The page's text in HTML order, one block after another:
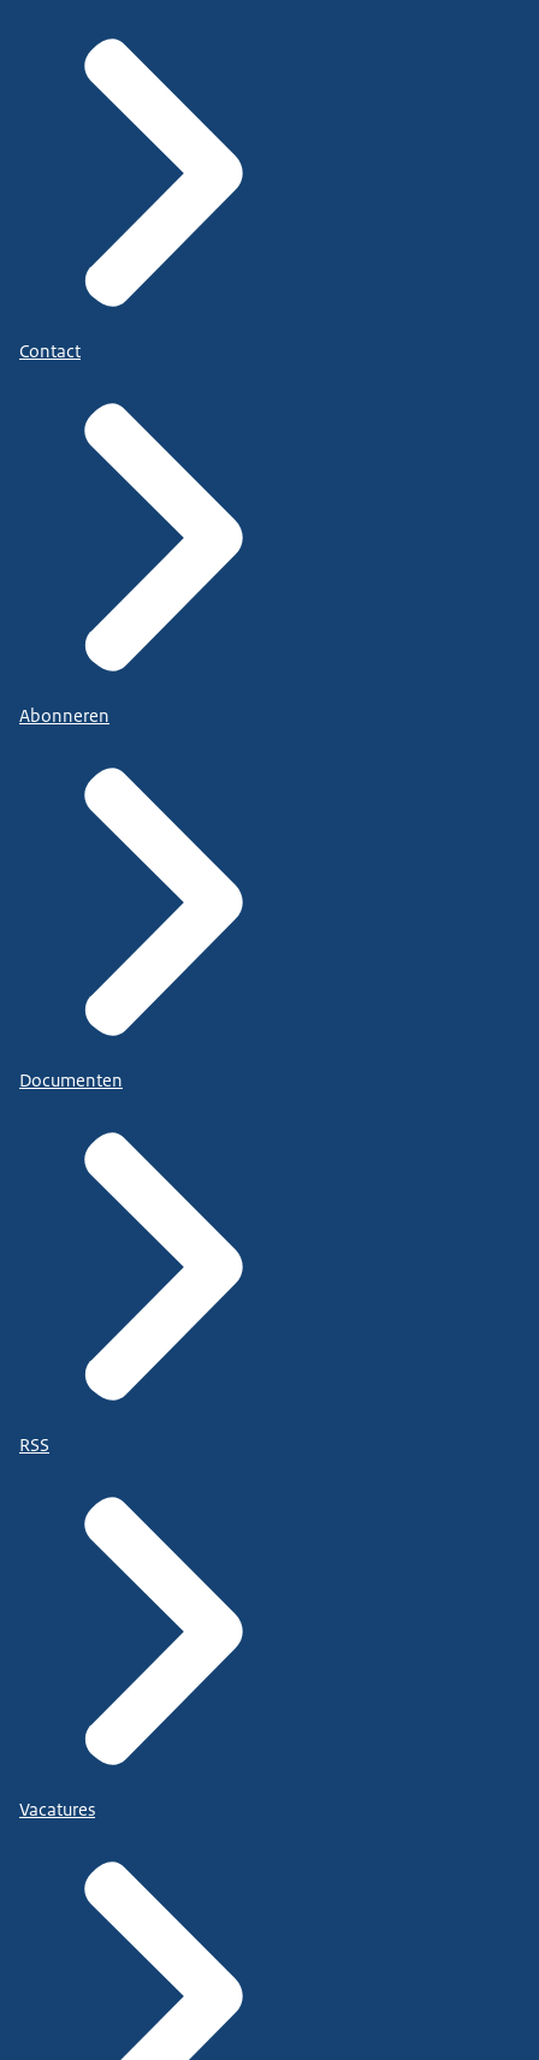
Contact
Abonneren
Documenten
RSS
Vacatures